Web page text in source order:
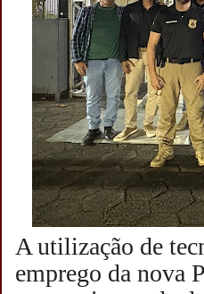
A utilização de
emprego da nova